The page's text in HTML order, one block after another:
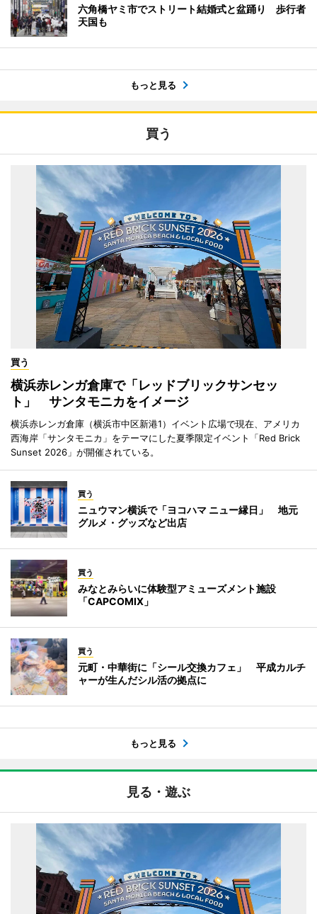
六角橋ヤミ市でストリート結婚式と盆踊り 歩行者
天国も
もっと見る
買う
買う
横浜赤レンガ倉庫で「レッドブリックサンセッ
ト」 サンタモニカをイメージ
横浜赤レンガ倉庫（横浜市中区新港1）イベント広場で現在、アメリカ
西海岸「サンタモニカ」をテーマにした夏季限定イベント「Red Brick
Sunset 2026」が開催されている。
買う
ニュウマン横浜で「ヨコハマ ニュー縁日」 地元
グルメ・グッズなど出店
買う
みなとみらいに体験型アミューズメント施設
「CAPCOMIX」
買う
元町・中華街に「シール交換カフェ」 平成カルチ
ャーが生んだシル活の拠点に
もっと見る
見る・遊ぶ